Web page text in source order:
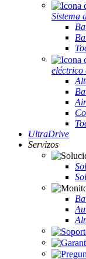
Sistema
eléctrico
UltraDrive
Servizos